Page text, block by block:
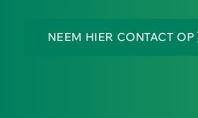
NEEM HIER CONTACT OP